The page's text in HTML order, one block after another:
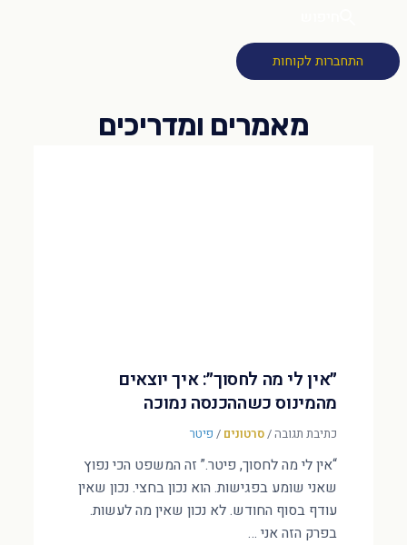
התחברות לקוחות
״אין לי מה לחסוך״: איך יוצאים
מהמינוס כשההכנסה נמוכה
כתיבת תגובה/סרטונים / פיטר
“אין לי מה לחסוך, פיטר.” זה המשפט הכי נפוץ
שאני שומע בפגישות. הוא נכון בחצי. נכון שאין
עודף בסוף החודש. לא נכון שאין מה לעשות.
בפרק הזה אני …